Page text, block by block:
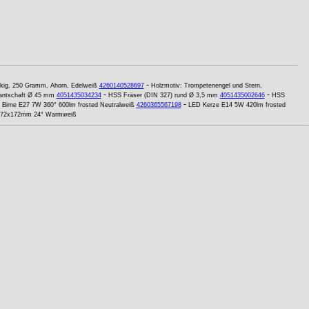
250 Gramm, Ahorn, Edelweiß 4260140528697- Holzmotiv: Trompetenengel und Stern,
Ø 45 mm 4051435034234- HSS Fräser (DIN 327) rund Ø 3,5 mm 4051435002646- HSS
Birne E27 7W 360° 600lm frosted Neutralweiß 4260365567198- LED Kerze E14 5W 420lm frosted
24° Warmweiß